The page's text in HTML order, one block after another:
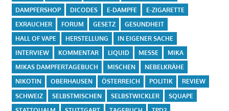
DAMPFERSHOP
DICODES E-DAMPFE
E-ZIGARETTE
EXRAUCHER
FORUM GESETZ
GESUNDHEIT
HALL OF VAPE
HERSTELLUNG
IN EIGENER SACHE
INTERVIEW
KOMMENTAR LIQUID MESSE
MIKA
MIKAS DAMPFERTAGEBUCH
MISCHEN
NEBELKRÄHE
NIKOTIN
OBERHAUSEN ÖSTERREICH POLITIK
REVIEW
SCHWEIZ
SELBSTMISCHEN SELBSTWICKLER
SQUAPE